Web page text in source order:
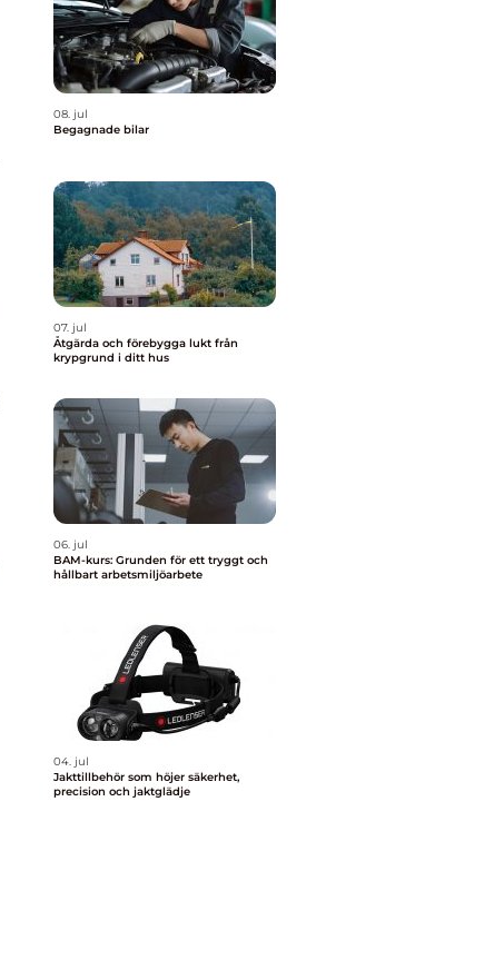
08. jul
Begagnade bilar
07. jul
Åtgärda och förebygga lukt från
krypgrund i ditt hus
06. jul
BAM-kurs: Grunden för ett tryggt och
hållbart arbetsmiljöarbete
04. jul
Jakttillbehör som höjer säkerhet,
precision och jaktglädje